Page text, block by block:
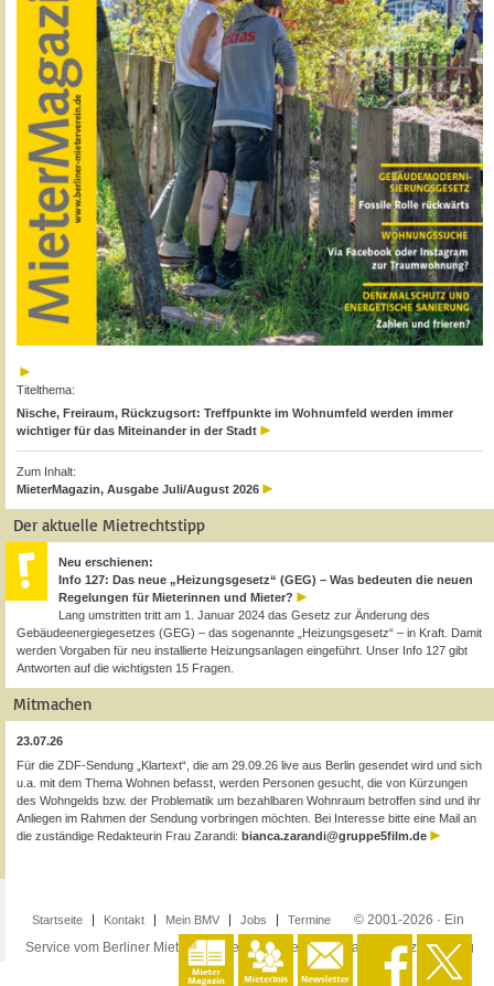
Titelthema:
Nische, Freiraum, Rückzugsort: Treffpunkte im Wohnumfeld werden immer
wichtiger für das Miteinander in der Stadt
Zum Inhalt:
MieterMagazin, Ausgabe Juli/August 2026
Der aktuelle Mietrechtstipp
Neu erschienen:
Info 127: Das neue „Heizungsgesetz“ (GEG) – Was bedeuten die neuen
Regelungen für Mieterinnen und Mieter?
Lang umstritten tritt am 1. Januar 2024 das Gesetz zur Änderung des
Gebäudeenergiegesetzes (GEG) – das sogenannte „Heizungsgesetz“ – in Kraft. Damit
werden Vorgaben für neu installierte Heizungsanlagen eingeführt. Unser Info 127 gibt
Antworten auf die wichtigsten 15 Fragen.
Mitmachen
23.07.26
Für die ZDF-Sendung „Klartext“, die am 29.09.26 live aus Berlin gesendet wird und sich
u.a. mit dem Thema Wohnen befasst, werden Personen gesucht, die von Kürzungen
des Wohngelds bzw. der Problematik um bezahlbaren Wohnraum betroffen sind und ihr
Anliegen im Rahmen der Sendung vorbringen möchten. Bei Interesse bitte eine Mail an
die zuständige Redakteurin Frau Zarandi: bianca.zarandi@gruppe5film.de
Startseite Kontakt Mein BMV Jobs Termine
© 2001-2026 · Ein
Service vom Berliner Mieterverein e.V. ·Impressum·Datenschutzerklärung